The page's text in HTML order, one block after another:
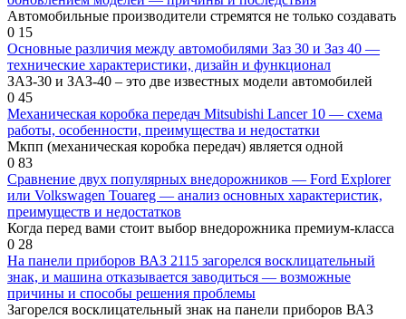
Автомобильные производители стремятся не только создавать
0 15
Основные различия между автомобилями Заз 30 и Заз 40 —
технические характеристики, дизайн и функционал
ЗАЗ-30 и ЗАЗ-40 – это две известных модели автомобилей
0 45
Механическая коробка передач Mitsubishi Lancer 10 — схема
работы, особенности, преимущества и недостатки
Мкпп (механическая коробка передач) является одной
0 83
Сравнение двух популярных внедорожников — Ford Explorer
или Volkswagen Touareg — анализ основных характеристик,
преимуществ и недостатков
Когда перед вами стоит выбор внедорожника премиум-класса
0 28
На панели приборов ВАЗ 2115 загорелся восклицательный
знак, и машина отказывается заводиться — возможные
причины и способы решения проблемы
Загорелся восклицательный знак на панели приборов ВАЗ